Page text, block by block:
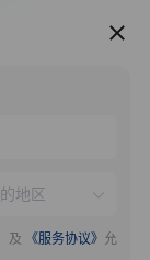
服务推荐
及 《服务协议》 允